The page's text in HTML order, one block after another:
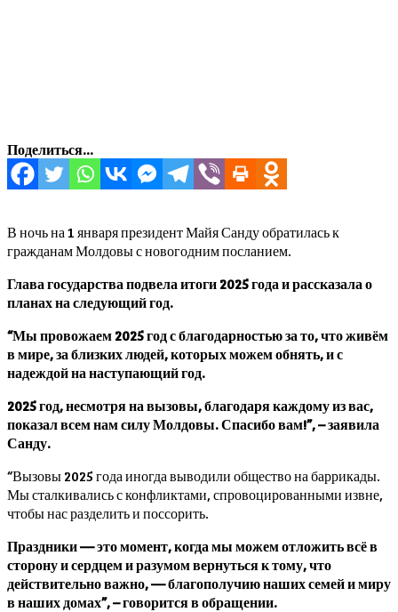
Поделиться...
В ночь на 1 января президент Майя Санду обратилась к
гражданам Молдовы с новогодним посланием.
Глава государства подвела итоги 2025 года и рассказала о
планах на следующий год.
“Мы провожаем 2025 год с благодарностью за то, что живём
в мире, за близких людей, которых можем обнять, и с
надеждой на наступающий год.
2025 год, несмотря на вызовы, благодаря каждому из вас,
показал всем нам силу Молдовы. Спасибо вам!”, – заявила
Санду.
“Вызовы 2025 года иногда выводили общество на баррикады.
Мы сталкивались с конфликтами, спровоцированными извне,
чтобы нас разделить и поссорить.
Праздники — это момент, когда мы можем отложить всё в
сторону и сердцем и разумом вернуться к тому, что
действительно важно, — благополучию наших семей и миру
в наших домах”, – говорится в обращении.